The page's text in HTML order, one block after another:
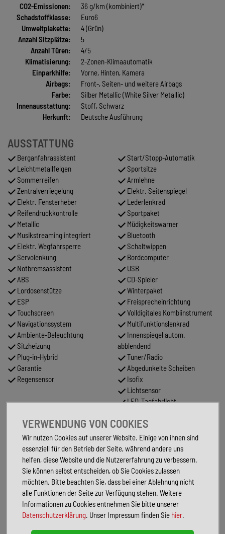
CO2-Emissionen:
36 g/km (kombiniert)*
Schadstoffklasse:
Euro6
Umweltplakette:
4 (Grün)
Anzahl Sitzplätze:
5
Anzahl Türen:
4/5
Klimatisierung:
2-Zonen-Klimaautomatik
Einparkhilfe:
Vorne, Hinten, Kamera
Airbags:
Front-, Seiten- und weitere Airbags
Farbe:
Silber Metallic (White Silver Metallic)
Innenausstattung:
Stoff, Schwarz
Herkunft:
Deutsche Ausführung
AUSSTATTUNG
Berganfahrassistent
Leichtmetallfelgen
Sommerreifen
Zentralverriegelung
Elektr. Fensterheber
Reifendruckkontrolle
Metallic
Musikstreaming integriert
Elektr. Wegfahrsperre
Servolenkung
Notbremsassistent
ABS
Lordosenstütze
ESP
Touchscreen
Navigationssystem
Ambiente-Beleuchtung
Sitzheizung
Plug-in-Hybrid
Garantie
Regensensor
Start/Stopp-Automatik
Sportsitze
Armlehne
Elektr. Seitenspiegel
Lederlenkrad
Sportpaket
Müdigkeitswarner
Bluetooth
Schaltwippen
Bordcomputer
USB
CD-Spieler
Winterpaket
Freisprecheinrichtung
Volldigitales Kombiinstrument
Multifunktionslenkrad
Innenspiegel autom.
abblendend
Tuner/Radio
Abgedunkelte Scheiben
Isofix
Lichtsensor
LED-Tagfahrlicht
FAHRZEUGBESCHREIBUNG
Sonderausstattung:
Licht- und Sicht-Paket 1
Metallic-Lackierung
Navigationsmodul Discover Media (für Audiosystem)
Rückfahrkamera (Rear View)
Serienausstattung:
3-Punkt-Sicherheitsgurt hinten mitte
Abbiegelicht
Airbag Beifahrerseite abschaltbar
VERWENDUNG VON COOKIES
Wir nutzen Cookies auf unserer Website. Einige von ihnen sind
essenziell für den Betrieb der Seite, während andere uns
helfen, diese Website und die Nutzererfahrung zu verbessern.
Sie können selbst entscheiden, ob Sie Cookies zulassen
möchten. Bitte beachten Sie, dass bei einer Ablehnung nicht
alle Funktionen der Seite zur Verfügung stehen. Weitere
Informationen zu Cookies entnehmen Sie bitte unserer
Datenschutzerklärung. Unser Impressum finden Sie hier.